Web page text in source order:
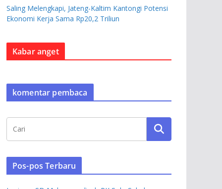
Saling Melengkapi, Jateng-Kaltim Kantongi Potensi
Ekonomi Kerja Sama Rp20,2 Triliun
Kabar anget
komentar pembaca
Pos-pos Terbaru